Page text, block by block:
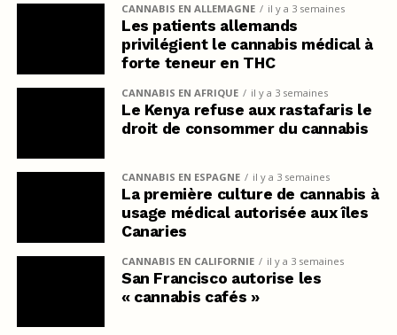
CANNABIS EN ALLEMAGNE il y a 3 semaines
Les patients allemands
privilégient le cannabis médical à
forte teneur en THC
CANNABIS EN AFRIQUE il y a 3 semaines
Le Kenya refuse aux rastafaris le
droit de consommer du cannabis
CANNABIS EN ESPAGNE il y a 3 semaines
La première culture de cannabis à
usage médical autorisée aux îles
Canaries
CANNABIS EN CALIFORNIE il y a 3 semaines
San Francisco autorise les
« cannabis cafés »